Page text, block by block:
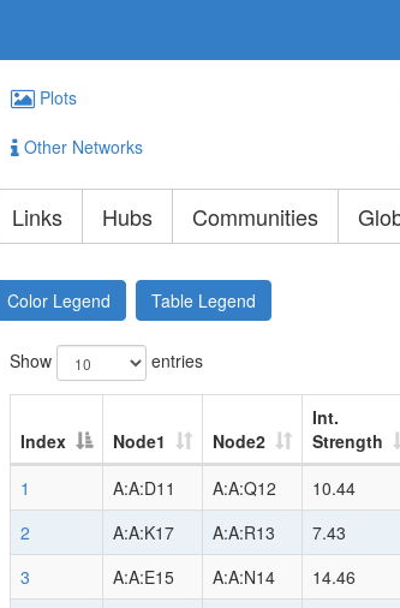
Plots
Other Networks
Links Hubs Communities
Color Legend Table Legend
Show entries
Index Node1 Node2
Int.
Strength
1
A:A:D11 A:A:Q12 10.44
2
A:A:K17 A:A:R13 7.43
3
A:A:E15 A:A:N14 14.46